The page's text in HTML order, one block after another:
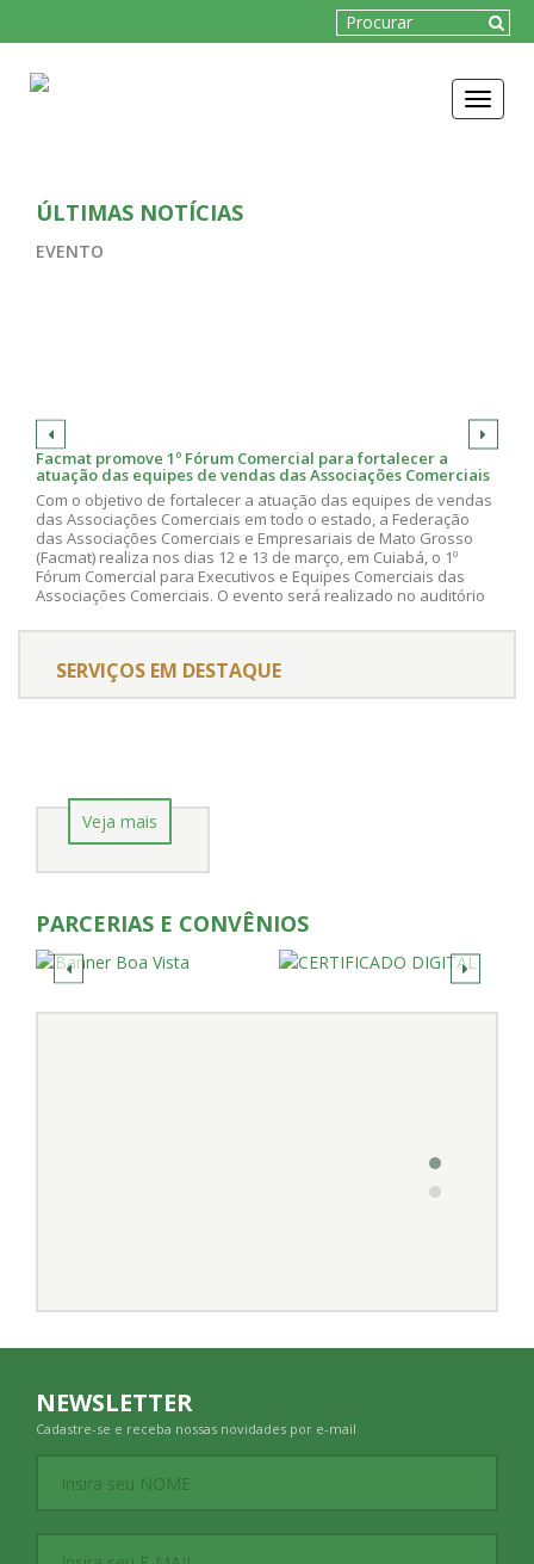
Toggle
ÚLTIMAS NOTÍCIAS
EVENTO
Facmat promove 1º Fórum Comercial para fortalecer a
atuação das equipes de vendas das Associações Comerciais
Com o objetivo de fortalecer a atuação das equipes de vendas
das Associações Comerciais em todo o estado, a Federação
das Associações Comerciais e Empresariais de Mato Grosso
(Facmat) realiza nos dias 12 e 13 de março, em Cuiabá, o 1º
Fórum Comercial para Executivos e Equipes Comerciais das
Associações Comerciais. O evento será realizado no auditório
inscrição custa R$ 150,00 e deve ser feita pelo link:
SERVIÇOS EM DESTAQUE
Veja mais
PARCERIAS E CONVÊNIOS
NEWSLETTER
Cadastre-se e receba nossas novidades por e-mail